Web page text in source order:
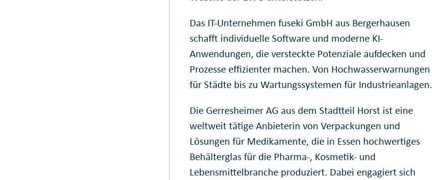
Das IT-Unternehmen fuseki GmbH aus Bergerhausen
schafft individuelle Software und moderne KI-
Anwendungen, die versteckte Potenziale aufdecken und
Prozesse effizienter machen. Von Hochwasserwarnungen
für Städte bis zu Wartungssystemen für Industrieanlagen.
Die Gerresheimer AG aus dem Stadtteil Horst ist eine
weltweit tätige Anbieterin von Verpackungen und
Lösungen für Medikamente, die in Essen hochwertiges
Behälterglas für die Pharma-, Kosmetik- und
Lebensmittelbranche produziert. Dabei engagiert sich